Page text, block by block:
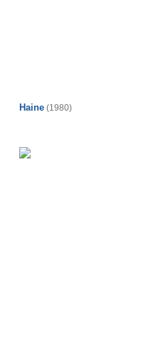
Haine (1980)